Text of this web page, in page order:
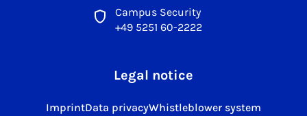
Campus Security
+49 5251 60-2222
Legal notice
ImprintData privacyWhistleblower system